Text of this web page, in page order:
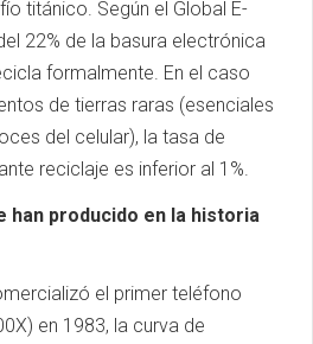
titánico. Según el Global E-
22% de la basura electrónica
formalmente. En el caso
de tierras raras (esenciales
del celular), la tasa de
reciclaje es inferior al 1%.
han producido en la historia
el primer teléfono
en 1983, la curva de